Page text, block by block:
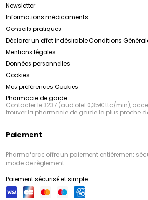
Newsletter
Informations médicaments
Conseils pratiques
Déclarer un effet indésirableConditions
Mentions légales
Données personnelles
Cookies
Mes préférences Cookies
Pharmacie de garde :
Contacter le 3237 (audiotel 0,35€ ttc/min),
trouver la pharmacie de garde la plus proche
Paiement
Pharmaforce offre un paiement entièrement
mode de règlement
Paiement sécurisé et simple